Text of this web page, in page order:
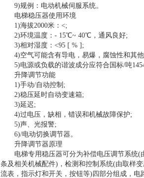
9)规例：电动机械伺服系统。
电梯稳压器使用环境
1)海拔2000米：<;
2)环境温度：- 15℃~ 40℃，通风良好;
3)相对湿度：<95 [ % ];
4)空气可能含有导电，易爆，腐蚀性和其他
5)电源或负载的谐波成分应符合国标/吨
升降调节功能
1)手动/自动控制;
2)稳压延时自动变速箱;
3)延迟;
4)过电压，缺相，错误和机械故障保护;
5)声、光报警;
6)/电动切换调节器。
升降调节器原理
电梯专用稳压器可分为补偿电压调节系统(
条及相关机械配件)，检测和控制系统(由取样
流表，指示灯和开关，按钮等)四部分组成，电